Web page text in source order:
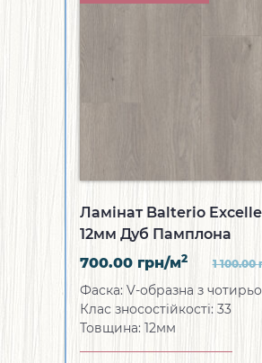
Ламінат Balterio
12мм Дуб Памплона
700.00 грн/м2 1 100.00
Фаска: V-образна з
Клас зносостійкості: 33
Товщина: 12мм